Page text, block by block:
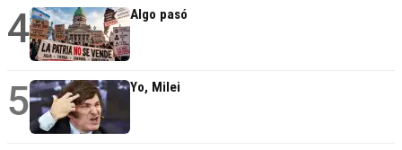
4 Algo pasó
5 Yo, Milei